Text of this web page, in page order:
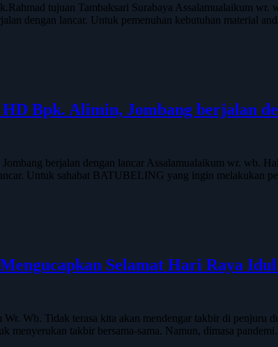
tujuan Tambaksari Surabaya Assalamualaikum
dengan lancar. Untuk pemenuhan kebutuhan material
Bpk. Alimin, Jombang berjalan
berjalan dengan lancar Assalamualaikum wr. wb.
Untuk sahabat BATUBELING yang ingin melakukan
Selamat Hari Raya
Wb. Tidak terasa kita akan mendengar takbir di penjuru
menyerukan takbir bersama-sama. Namun, dimasa